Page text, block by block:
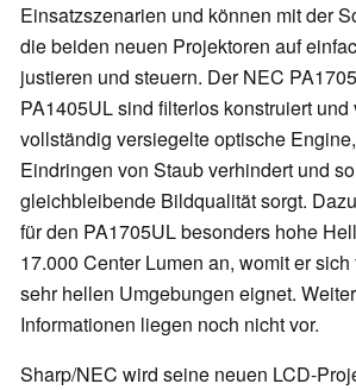
Einsatzszenarien und können mit der
die beiden neuen Projektoren auf
justieren und steuern. Der NEC
PA1405UL sind filterlos konstruiert
vollständig versiegelte optische
Eindringen von Staub verhindert und
gleichbleibende Bildqualität sorgt.
für den PA1705UL besonders hohe
17.000 Center Lumen an, womit er
sehr hellen Umgebungen eignet.
Informationen liegen noch nicht vor.
Sharp/NEC wird seine neuen LCD-